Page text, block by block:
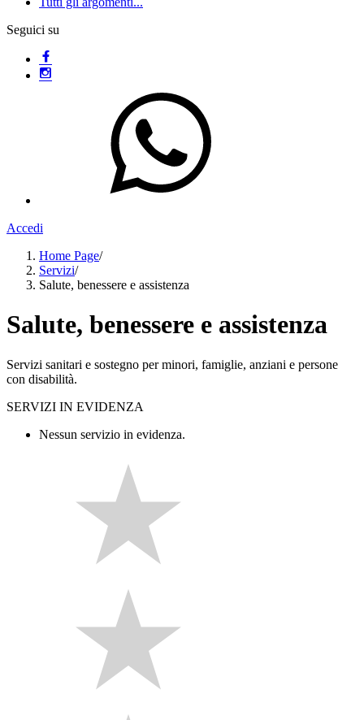
Seguici su
Accedi
Home Page/
Servizi/
Salute, benessere e assistenza
Salute, benessere e assistenza
Servizi sanitari e sostegno per minori, famiglie, anziani e persone
con disabilità.
SERVIZI IN EVIDENZA
Nessun servizio in evidenza.